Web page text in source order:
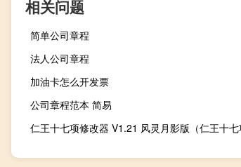
相关问题
简单公司章程
法人公司章程
加油卡怎么开发票
公司章程范本 简易